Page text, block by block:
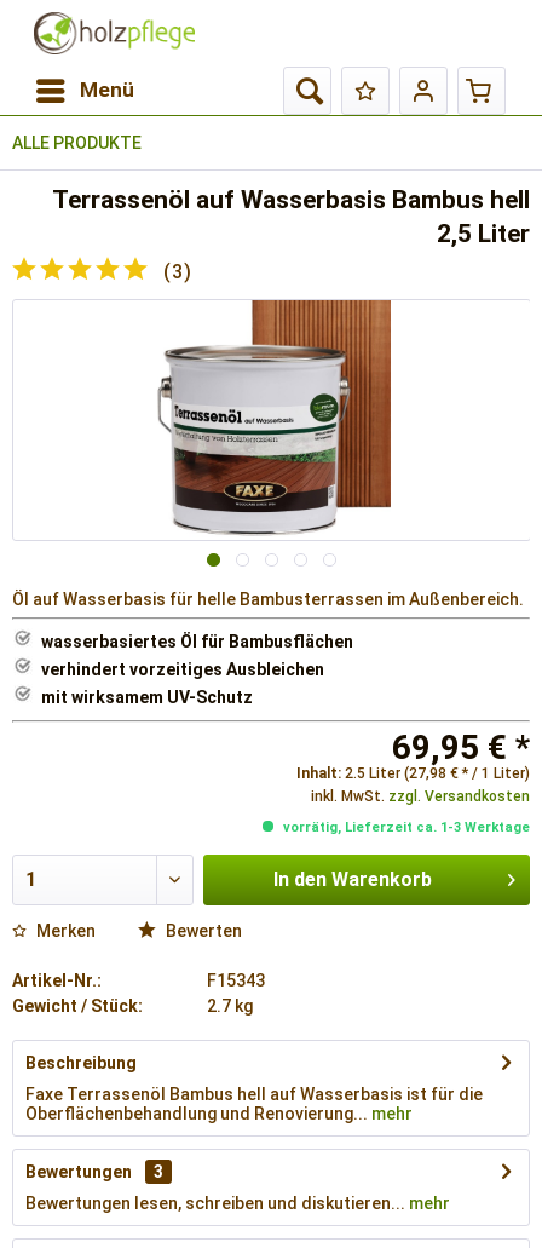
Menü
ALLE PRODUKTE
Terrassenöl auf Wasserbasis Bambus hell
2,5 Liter
(3)
Öl auf Wasserbasis für helle Bambusterrassen im Außenbereich.
wasserbasiertes Öl für Bambusflächen
verhindert vorzeitiges Ausbleichen
mit wirksamem UV-Schutz
69,95 € *
Inhalt: 2.5 Liter (27,98 € * / 1 Liter)
inkl. MwSt. zzgl. Versandkosten
vorrätig, Lieferzeit ca. 1-3 Werktage
In den Warenkorb
Merken Bewerten
Artikel-Nr.:
F15343
Gewicht / Stück:
2.7 kg
Beschreibung
Faxe Terrassenöl Bambus hell auf Wasserbasis ist für die
Oberflächenbehandlung und Renovierung... mehr
Bewertungen
3
Bewertungen lesen, schreiben und diskutieren... mehr